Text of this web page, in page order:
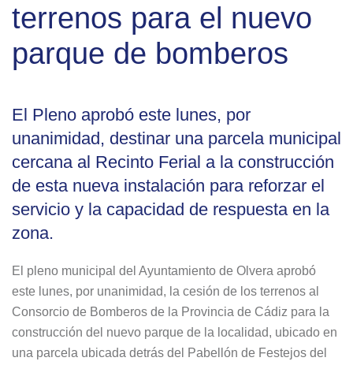
terrenos para el nuevo
parque de bomberos
El Pleno aprobó este lunes, por
unanimidad, destinar una parcela municipal
cercana al Recinto Ferial a la construcción
de esta nueva instalación para reforzar el
servicio y la capacidad de respuesta en la
zona.
El pleno municipal del Ayuntamiento de Olvera aprobó
este lunes, por unanimidad, la cesión de los terrenos al
Consorcio de Bomberos de la Provincia de Cádiz para la
construcción del nuevo parque de la localidad, ubicado en
una parcela ubicada detrás del Pabellón de Festejos del